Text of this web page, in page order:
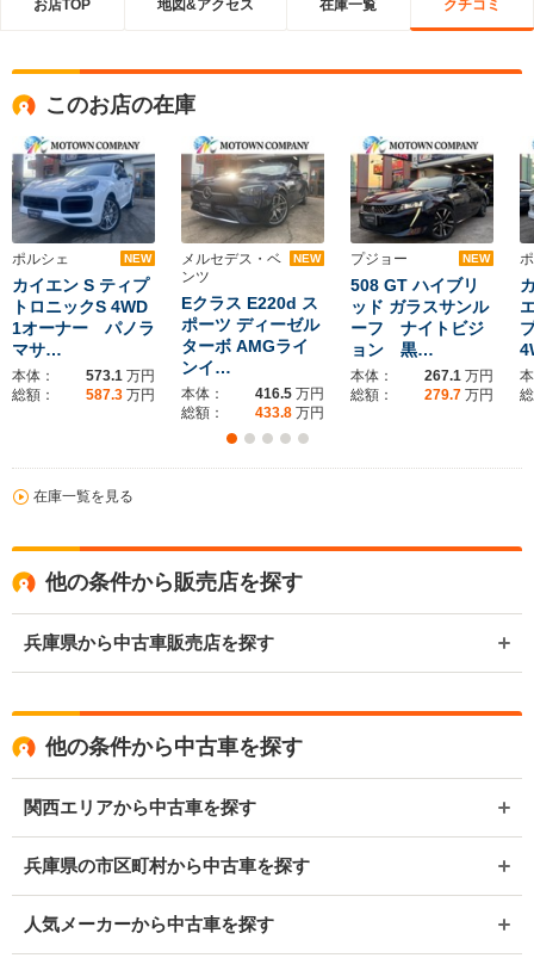
お店TOP 地図&アクセス 在庫一覧 クチコミ
このお店の在庫
ポルシェ NEW
カイエン S ティプ
トロニックS 4WD
1オーナー パノラ
マサ…
本体： 573.1 万円
総額：
587.3 万円
メルセデス・ベ
ンツ
NEW
Eクラス E220d ス
ポーツ ディーゼル
ターボ AMGライ
ンイ…
本体： 416.5 万円
総額：
433.8 万円
プジョー NEW
508 GT ハイブリ
ッド ガラスサンル
ーフ ナイトビジ
ョン 黒…
本体： 267.1 万円
総額：
279.7 万円
在庫一覧を見る
他の条件から販売店を探す
兵庫県から中古車販売店を探す
他の条件から中古車を探す
関西エリアから中古車を探す
兵庫県の市区町村から中古車を探す
人気メーカーから中古車を探す